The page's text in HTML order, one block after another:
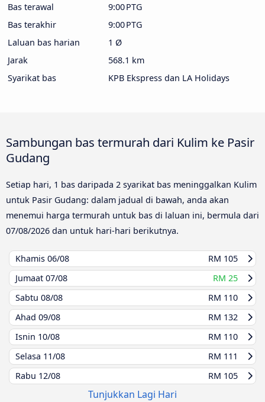
Bas terawal
9:00 PTG
Bas terakhir
9:00 PTG
Laluan bas harian
1 Ø
Jarak
568.1 km
Syarikat bas
KPB Ekspress dan LA Holidays
Sambungan bas termurah dari Kulim ke Pasir
Gudang
Setiap hari, 1 bas daripada 2 syarikat bas meninggalkan Kulim
untuk Pasir Gudang: dalam jadual di bawah, anda akan
menemui harga termurah untuk bas di laluan ini, bermula dari
07/08/2026 dan untuk hari-hari berikutnya.
Khamis 06/08
RM 105
Jumaat 07/08
RM 25
Sabtu 08/08
RM 110
Ahad 09/08
RM 132
Isnin 10/08
RM 110
Selasa 11/08
RM 111
Rabu 12/08 RM 105
Tunjukkan Lagi Hari